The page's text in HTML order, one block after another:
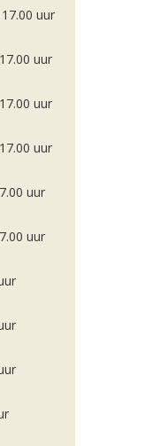
uur
uur
uur
uur
uur
uur